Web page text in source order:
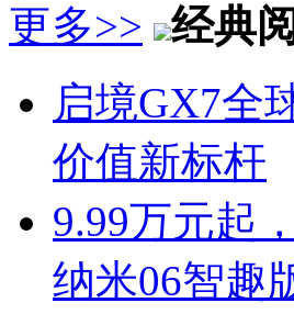
更多>>
经典
启境GX7全
价值新标杆
9.99万元起
纳米06智趣